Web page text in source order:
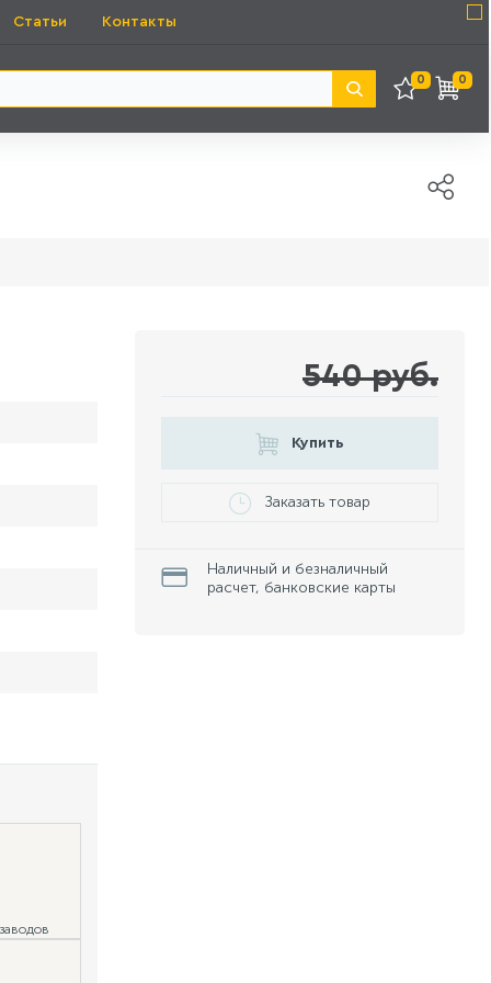
Статьи Контакты
0 0
540 руб.
Купить
Заказать товар
Наличный и безналичный
расчет, банковские карты